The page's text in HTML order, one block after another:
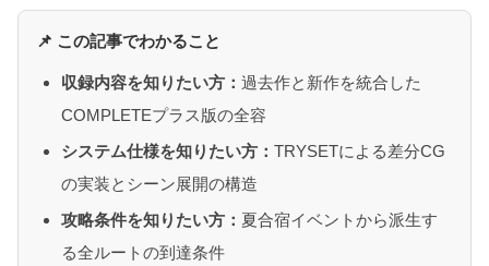
📌 この記事でわかること
収録内容を知りたい方：過去作と新作を統合した
COMPLETEプラス版の全容
システム仕様を知りたい方：TRYSETによる差分CG
の実装とシーン展開の構造
攻略条件を知りたい方： 夏合宿イベントから派生す
る全ルートの到達条件